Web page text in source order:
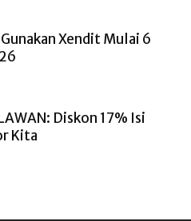
Xendit Mulai 6
Diskon 17% Isi
Kita